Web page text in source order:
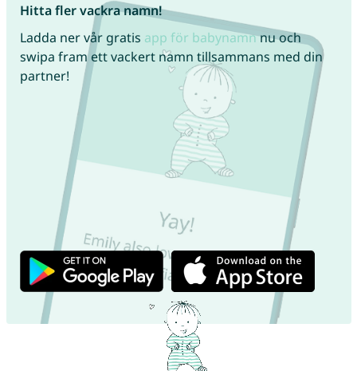
Hitta fler vackra namn!
Ladda ner vår gratis app för babynamnnu och
swipa fram ett vackert namn tillsammans med din
partner!